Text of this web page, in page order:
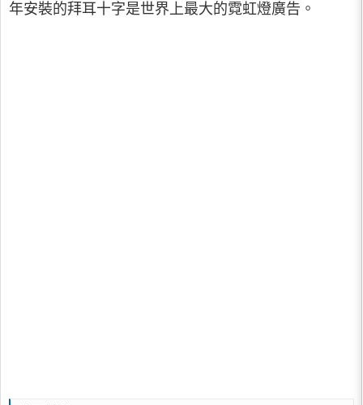
年安裝的拜耳十字是世界上最大的霓虹燈廣告。